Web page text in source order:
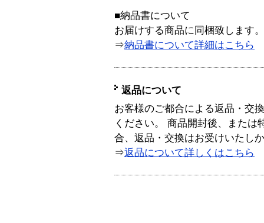
■納品書について
お届けする商品に同梱致します。
⇒納品書について詳細はこちら
返品について
お客様のご都合による返品・交
ください。 商品開封後、または
合、返品・交換はお受けいたし
⇒返品について詳しくはこちら